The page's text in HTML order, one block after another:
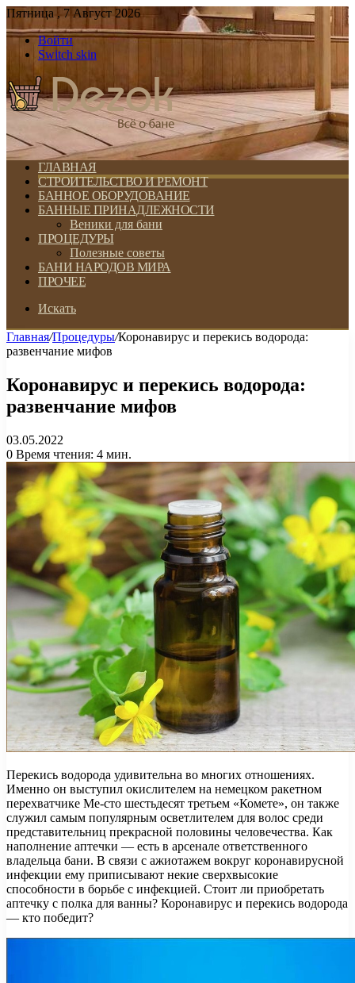
Пятница , 7 Август 2026
Войти
Switch skin
ГЛАВНАЯ
СТРОИТЕЛЬСТВО И РЕМОНТ
БАННОЕ ОБОРУДОВАНИЕ
БАННЫЕ ПРИНАДЛЕЖНОСТИ
Веники для бани
ПРОЦЕДУРЫ
Полезные советы
БАНИ НАРОДОВ МИРА
ПРОЧЕЕ
Искать
Главная/Процедуры/Коронавирус и перекись водорода:
развенчание мифов
Коронавирус и перекись водорода:
развенчание мифов
03.05.2022
0 Время чтения: 4 мин.
Перекись водорода удивительна во многих отношениях.
Именно он выступил окислителем на немецком ракетном
перехватчике Ме-сто шестьдесят третьем «Комете», он также
служил самым популярным осветлителем для волос среди
представительниц прекрасной половины человечества. Как
наполнение аптечки — есть в арсенале ответственного
владельца бани. В связи с ажиотажем вокруг коронавирусной
инфекции ему приписывают некие сверхвысокие
способности в борьбе с инфекцией. Стоит ли приобретать
аптечку с полка для ванны? Коронавирус и перекись водорода
— кто победит?